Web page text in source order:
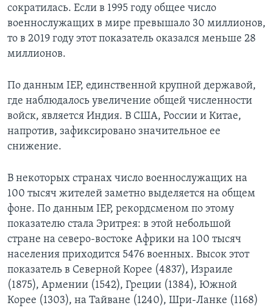
сократилась. Если в 1995 году общее число
военнослужащих в мире превышало 30 миллионов,
то в 2019 году этот показатель оказался меньше 28
миллионов.
По данным IEP, единственной крупной державой,
где наблюдалось увеличение общей численности
войск, является Индия. В США, России и Китае,
напротив, зафиксировано значительное ее
снижение.
В некоторых странах число военнослужащих на
100 тысяч жителей заметно выделяется на общем
фоне. По данным IEP, рекордсменом по этому
показателю стала Эритрея: в этой небольшой
стране на северо-востоке Африки на 100 тысяч
населения приходится 5476 военных. Высок этот
показатель в Северной Корее (4837), Израиле
(1875), Армении (1542), Греции (1384), Южной
Корее (1303), на Тайване (1240), Шри-Ланке (1168)